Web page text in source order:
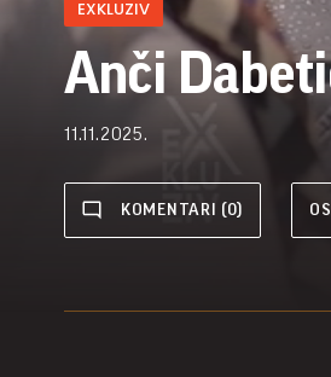
EXKLUZIV
Anči
11.11.2025.
KOMENTARI (0)